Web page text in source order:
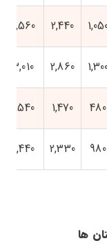
2,440
2,560
2,860
3,010
480
1,470
1,540
980
2,330
2,440
ها